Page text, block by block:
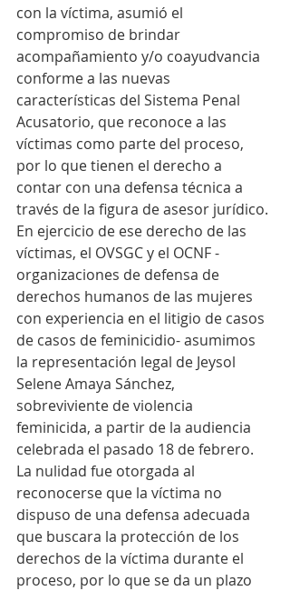
con la víctima, asumió el
compromiso de brindar
acompañamiento y/o coayudvancia
conforme a las nuevas
características del Sistema Penal
Acusatorio, que reconoce a las
víctimas como parte del proceso,
por lo que tienen el derecho a
contar con una defensa técnica a
través de la figura de asesor jurídico.
En ejercicio de ese derecho de las
víctimas, el OVSGC y el OCNF -
organizaciones de defensa de
derechos humanos de las mujeres
con experiencia en el litigio de casos
de casos de feminicidio- asumimos
la representación legal de Jeysol
Selene Amaya Sánchez,
sobreviviente de violencia
feminicida, a partir de la audiencia
celebrada el pasado 18 de febrero.
La nulidad fue otorgada al
reconocerse que la víctima no
dispuso de una defensa adecuada
que buscara la protección de los
derechos de la víctima durante el
proceso, por lo que se da un plazo